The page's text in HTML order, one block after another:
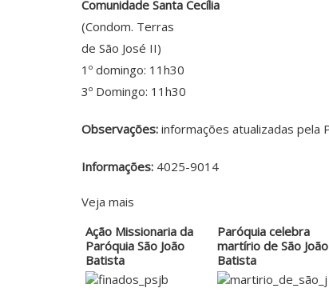
Comunidade Santa Cecília
(Condom. Terras
de São José II)
1º domingo: 11h30
3º Domingo: 11h30
Observações: informações atualizadas pela
Informações: 4025-9014
Veja mais
Ação Missionaria da
Paróquia São João
Batista
Paróquia celebra
martírio de São João
Batista